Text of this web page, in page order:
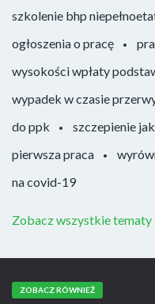
szkolenie bhp
ogłoszenia o pracę
wysokości wpłaty
wypadek w czasie
do ppk
szczepienie
pierwsza praca
na covid-19
Zobacz wszystkie tematy
ZOBACZ RÓWNIEŻ